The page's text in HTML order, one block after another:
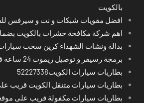
بالكويت
افضل مقويات شبكات و نت و سيرفس
اهم شركة مكافحة حشرات بالكويت
بدالة ونشات الشهداء كرين سحب
برمجة رسيفر و توصيل ريموت 24 ساعة في محافظات الكويت
بطاريات سيارات الكويت52227338
بطاريات سيارات متنقل الكويت قريب
بطاريات سيارات مكفولة قريب على